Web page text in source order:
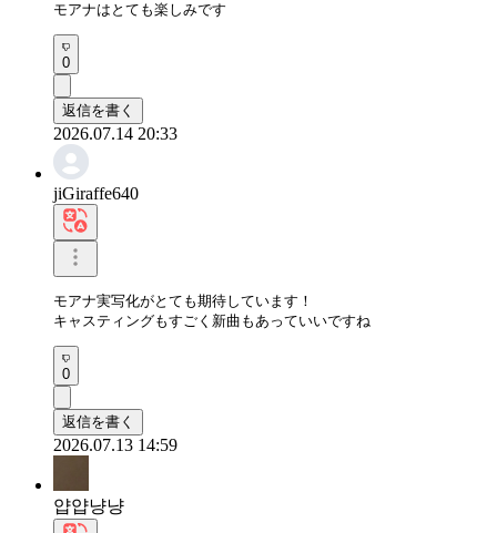
モアナはとても楽しみです
0
返信を書く
2026.07.14 20:33
jiGiraffe640
モアナ実写化がとても期待しています！
キャスティングもすごく新曲もあっていいですね
0
返信を書く
2026.07.13 14:59
얍얍냥냥